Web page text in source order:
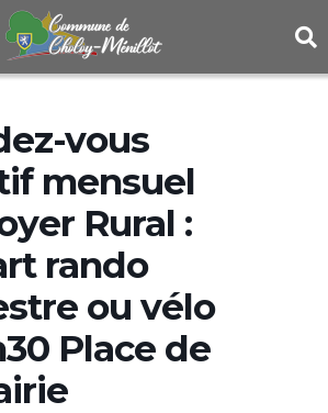
vous
mensuel
Rural :
rando
ou vélo
Place de